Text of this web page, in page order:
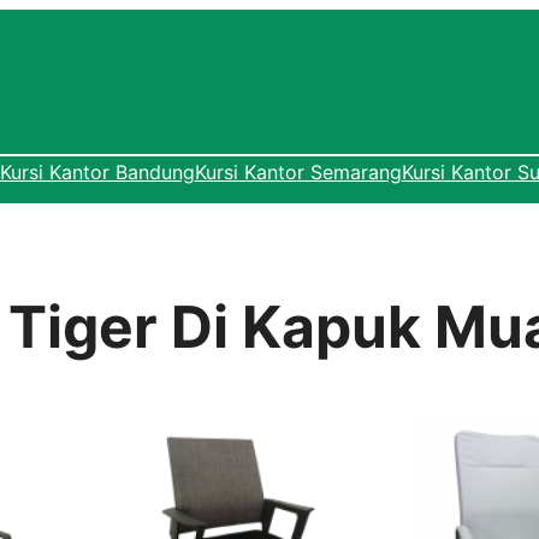
Kursi Kantor BandungKursi Kantor SemarangKursi Kantor
Di Kapuk